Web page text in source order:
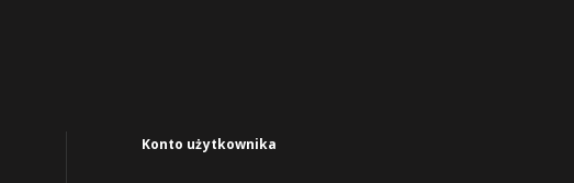
Konto użytkownika